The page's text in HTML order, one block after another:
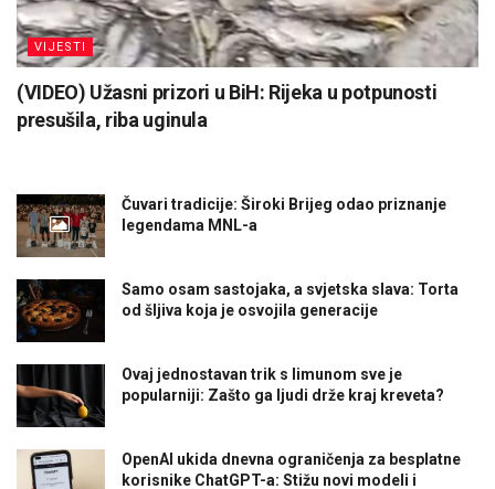
VIJESTI
(VIDEO) Užasni prizori u BiH: Rijeka u potpunosti
presušila, riba uginula
Čuvari tradicije: Široki Brijeg odao priznanje
legendama MNL-a
Samo osam sastojaka, a svjetska slava: Torta
od šljiva koja je osvojila generacije
Ovaj jednostavan trik s limunom sve je
popularniji: Zašto ga ljudi drže kraj kreveta?
OpenAI ukida dnevna ograničenja za besplatne
korisnike ChatGPT-a: Stižu novi modeli i